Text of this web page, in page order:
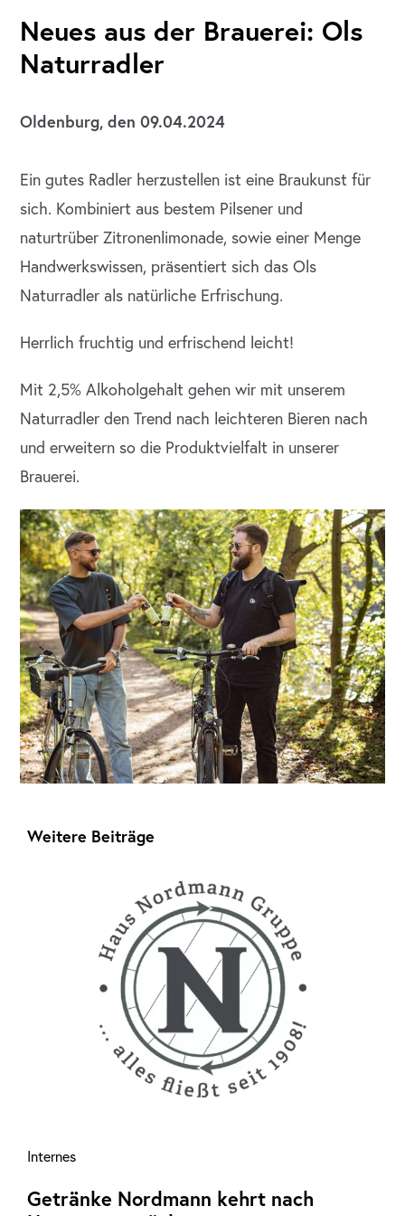
Neues aus der Brauerei: Ols
Naturradler
Oldenburg, den 09.04.2024
Ein gutes Radler herzustellen ist eine Braukunst für
sich. Kombiniert aus bestem Pilsener und
naturtrüber Zitronenlimonade, sowie einer Menge
Handwerkswissen, präsentiert sich das Ols
Naturradler als natürliche Erfrischung.
Herrlich fruchtig und erfrischend leicht!
Mit 2,5% Alkoholgehalt gehen wir mit unserem
Naturradler den Trend nach leichteren Bieren nach
und erweitern so die Produktvielfalt in unserer
Brauerei.
Weitere Beiträge
Internes
Getränke Nordmann kehrt nach